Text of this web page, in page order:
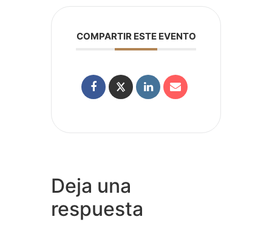
COMPARTIR ESTE EVENTO
Deja una
respuesta